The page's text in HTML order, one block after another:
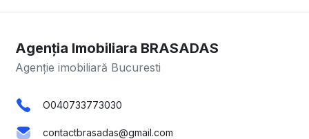
Agenția Imobiliara BRASADAS
Agenție imobiliară Bucuresti
O040733773030
contactbrasadas@gmail.com